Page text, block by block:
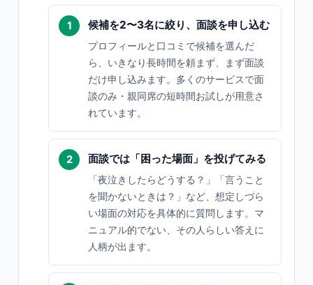
候補を2〜3名に絞り、面談を申し込む
プロフィールと口コミで候補を選んだ
ら、いきなり長時間を頼まず、まず面談
だけ申し込みます。多くのサービスで面
談のみ・親同席の短時間お試しが用意さ
れています。
面談では「困った場面」を投げてみる
「夜泣きしたらどうする？」「言うこと
を聞かないときは？」など、想定しづら
い場面の対応を具体的に質問します。マ
ニュアル的でない、その人らしい答えに
人柄が出ます。